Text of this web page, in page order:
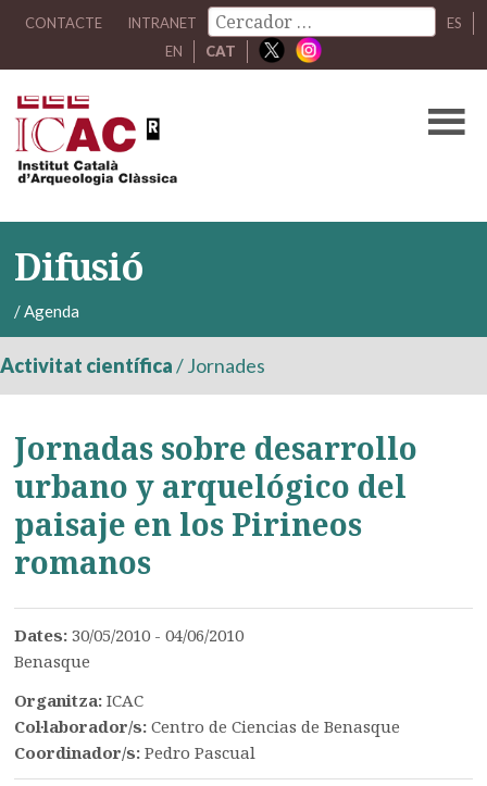
CONTACTE INTRANET
ES
EN
CAT
Difusió
/Agenda
Activitat científica/Jornades
Jornadas sobre desarrollo
urbano y arquelógico del
paisaje en los Pirineos
romanos
Dates:30/05/2010 - 04/06/2010
Benasque
Organitza:ICAC
Col·laborador/s:Centro de Ciencias de Benasque
Coordinador/s:Pedro Pascual